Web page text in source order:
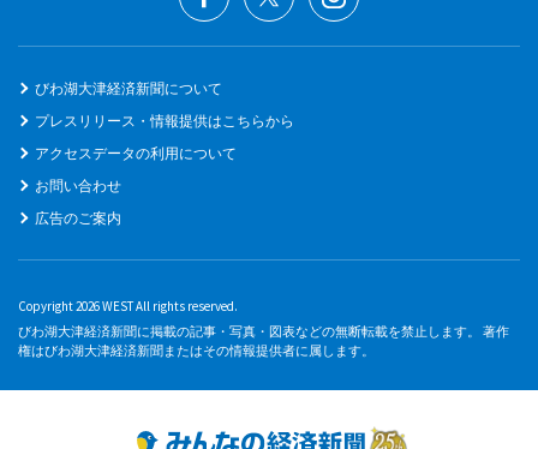
びわ湖大津経済新聞について
プレスリリース・情報提供はこちらから
アクセスデータの利用について
お問い合わせ
広告のご案内
Copyright 2026 WEST All rights reserved.
びわ湖大津経済新聞に掲載の記事・写真・図表などの無断転載を禁止します。 著作
権はびわ湖大津経済新聞またはその情報提供者に属します。